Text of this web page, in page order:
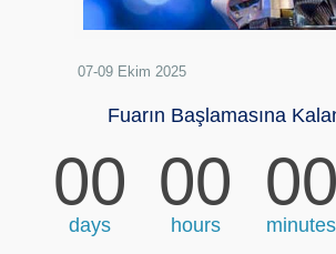
07-09 Ekim 2025
Fuarın Başlamasına
00
days
00
hours
00
minutes